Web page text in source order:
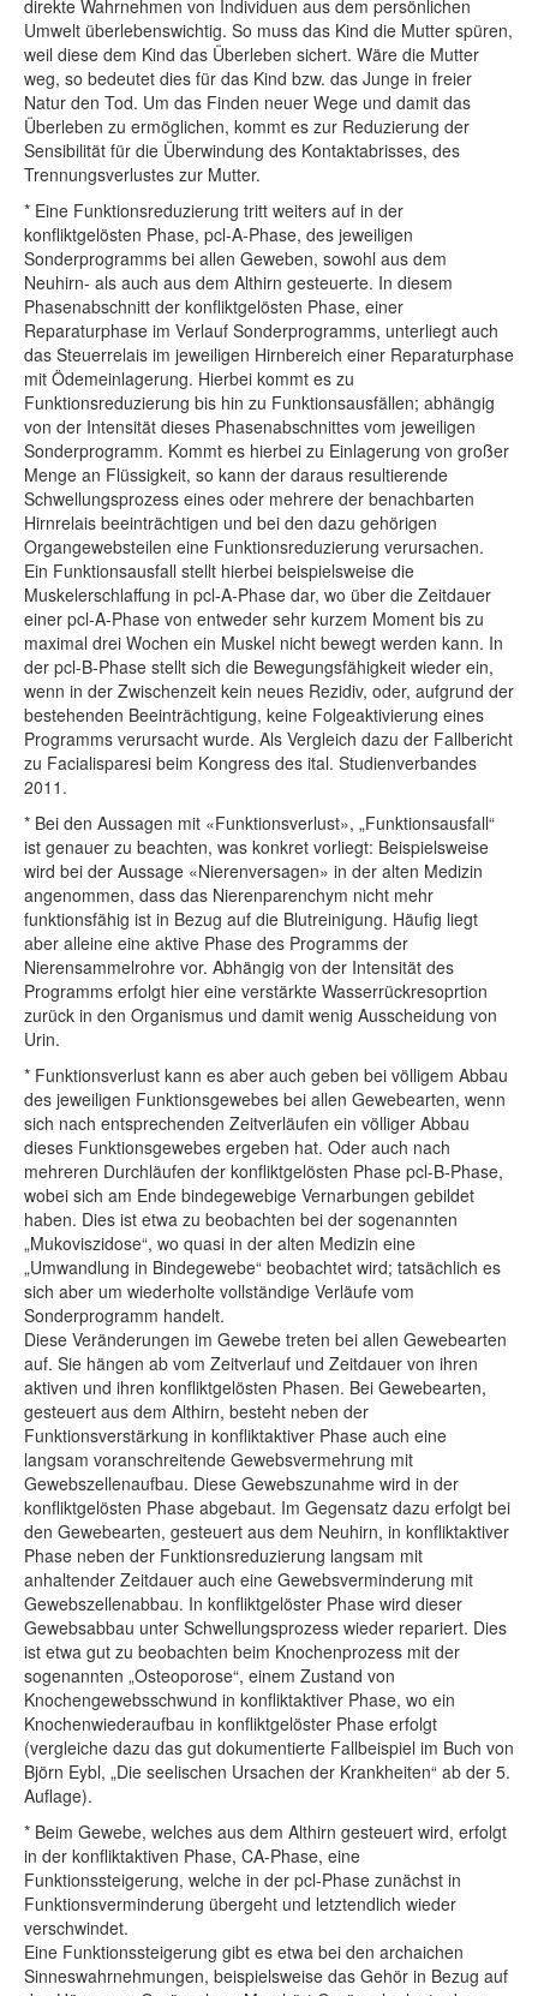
direkte Wahrnehmen von Individuen aus dem persönlichen
Umwelt überlebenswichtig. So muss das Kind die Mutter spüren,
weil diese dem Kind das Überleben sichert. Wäre die Mutter
weg, so bedeutet dies für das Kind bzw. das Junge in freier
Natur den Tod. Um das Finden neuer Wege und damit das
Überleben zu ermöglichen, kommt es zur Reduzierung der
Sensibilität für die Überwindung des Kontaktabrisses, des
Trennungsverlustes zur Mutter.
* Eine Funktionsreduzierung tritt weiters auf in der
konfliktgelösten Phase, pcl-A-Phase, des jeweiligen
Sonderprogramms bei allen Geweben, sowohl aus dem
Neuhirn- als auch aus dem Althirn gesteuerte. In diesem
Phasenabschnitt der konfliktgelösten Phase, einer
Reparaturphase im Verlauf Sonderprogramms, unterliegt auch
das Steuerrelais im jeweiligen Hirnbereich einer Reparaturphase
mit Ödemeinlagerung. Hierbei kommt es zu
Funktionsreduzierung bis hin zu Funktionsausfällen; abhängig
von der Intensität dieses Phasenabschnittes vom jeweiligen
Sonderprogramm. Kommt es hierbei zu Einlagerung von großer
Menge an Flüssigkeit, so kann der daraus resultierende
Schwellungsprozess eines oder mehrere der benachbarten
Hirnrelais beeinträchtigen und bei den dazu gehörigen
Organgewebsteilen eine Funktionsreduzierung verursachen.
Ein Funktionsausfall stellt hierbei beispielsweise die
Muskelerschlaffung in pcl-A-Phase dar, wo über die Zeitdauer
einer pcl-A-Phase von entweder sehr kurzem Moment bis zu
maximal drei Wochen ein Muskel nicht bewegt werden kann. In
der pcl-B-Phase stellt sich die Bewegungsfähigkeit wieder ein,
wenn in der Zwischenzeit kein neues Rezidiv, oder, aufgrund der
bestehenden Beeinträchtigung, keine Folgeaktivierung eines
Programms verursacht wurde. Als Vergleich dazu der Fallbericht
zu Facialisparesi beim Kongress des ital. Studienverbandes
2011.
* Bei den Aussagen mit «Funktionsverlust», „Funktionsausfall“
ist genauer zu beachten, was konkret vorliegt: Beispielsweise
wird bei der Aussage «Nierenversagen» in der alten Medizin
angenommen, dass das Nierenparenchym nicht mehr
funktionsfähig ist in Bezug auf die Blutreinigung. Häufig liegt
aber alleine eine aktive Phase des Programms der
Nierensammelrohre vor. Abhängig von der Intensität des
Programms erfolgt hier eine verstärkte Wasserrückresoprtion
zurück in den Organismus und damit wenig Ausscheidung von
Urin.
* Funktionsverlust kann es aber auch geben bei völligem Abbau
des jeweiligen Funktionsgewebes bei allen Gewebearten, wenn
sich nach entsprechenden Zeitverläufen ein völliger Abbau
dieses Funktionsgewebes ergeben hat. Oder auch nach
mehreren Durchläufen der konfliktgelösten Phase pcl-B-Phase,
wobei sich am Ende bindegewebige Vernarbungen gebildet
haben. Dies ist etwa zu beobachten bei der sogenannten
„Mukoviszidose“, wo quasi in der alten Medizin eine
„Umwandlung in Bindegewebe“ beobachtet wird; tatsächlich es
sich aber um wiederholte vollständige Verläufe vom
Sonderprogramm handelt.
Diese Veränderungen im Gewebe treten bei allen Gewebearten
auf. Sie hängen ab vom Zeitverlauf und Zeitdauer von ihren
aktiven und ihren konfliktgelösten Phasen. Bei Gewebearten,
gesteuert aus dem Althirn, besteht neben der
Funktionsverstärkung in konfliktaktiver Phase auch eine
langsam voranschreitende Gewebsvermehrung mit
Gewebszellenaufbau. Diese Gewebszunahme wird in der
konfliktgelösten Phase abgebaut. Im Gegensatz dazu erfolgt bei
den Gewebearten, gesteuert aus dem Neuhirn, in konfliktaktiver
Phase neben der Funktionsreduzierung langsam mit
anhaltender Zeitdauer auch eine Gewebsverminderung mit
Gewebszellenabbau. In konfliktgelöster Phase wird dieser
Gewebsabbau unter Schwellungsprozess wieder repariert. Dies
ist etwa gut zu beobachten beim Knochenprozess mit der
sogenannten „Osteoporose“, einem Zustand von
Knochengewebsschwund in konfliktaktiver Phase, wo ein
Knochenwiederaufbau in konfliktgelöster Phase erfolgt
(vergleiche dazu das gut dokumentierte Fallbeispiel im Buch von
Björn Eybl, „Die seelischen Ursachen der Krankheiten“ ab der 5.
Auflage).
* Beim Gewebe, welches aus dem Althirn gesteuert wird, erfolgt
in der konfliktaktiven Phase, CA-Phase, eine
Funktionssteigerung, welche in der pcl-Phase zunächst in
Funktionsverminderung übergeht und letztendlich wieder
verschwindet.
Eine Funktionssteigerung gibt es etwa bei den archaichen
Sinneswahrnehmungen, beispielsweise das Gehör in Bezug auf